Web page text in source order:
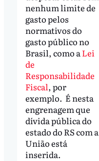
nenhum limite de
gasto pelos
normativos do
gasto público no
Brasil, como a Lei
de
Responsabilidade
Fiscal, por
exemplo. É nesta
engrenagem que
dívida pública do
estado do RS com a
União está
inserida.